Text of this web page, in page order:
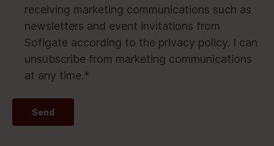
receiving marketing communications such as
newsletters and event invitations from
Sofigate according to the privacy policy. I can
unsubscribe from marketing communications
at any time.*
Send